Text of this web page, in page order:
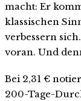
macht: Er
klassischen
verbessern
voran. Und
Bei 2,31 €
200-Tage-